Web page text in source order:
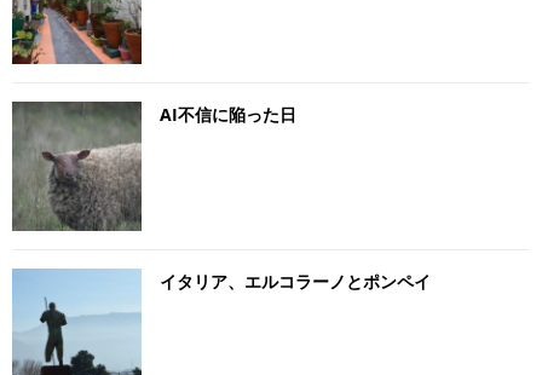
AI不信に陥った日
イタリア、エルコラーノとポンペイ